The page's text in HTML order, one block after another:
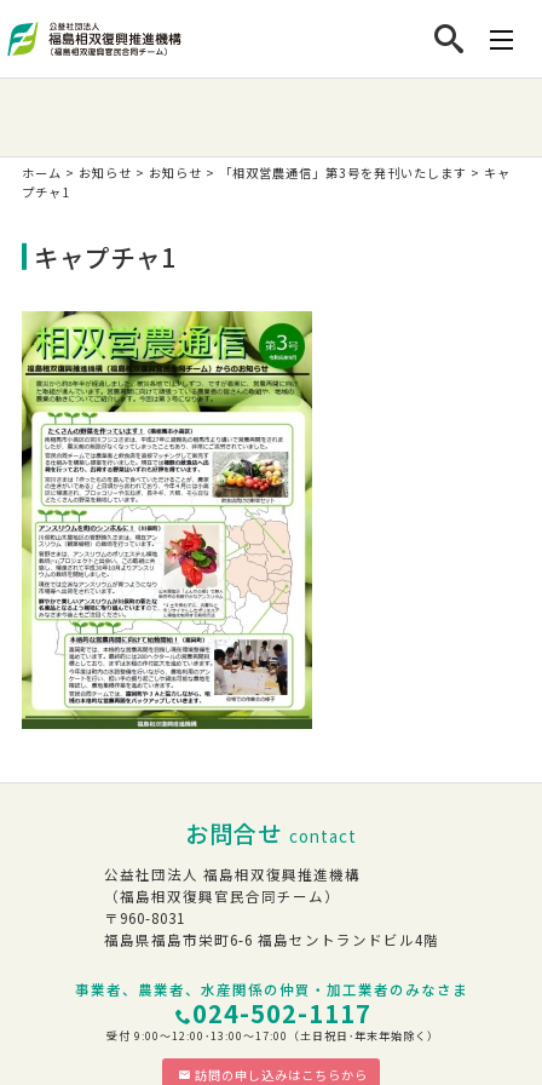
ホーム > お知らせ > お知らせ > 「相双営農通信」第3号を発刊いたします > キャ
プチャ1
キャプチャ1
お問合せ contact
公益社団法人 福島相双復興推進機構
（福島相双復興官民合同チーム）
〒960-8031
福島県福島市栄町6-6 福島セントランドビル4階
事業者、農業者、水産関係の仲買・加工業者のみなさま
024-502-1117
受付 9:00～12:00･13:00～17:00（土日祝日･年末年始除く）
訪問の申し込みはこちらから